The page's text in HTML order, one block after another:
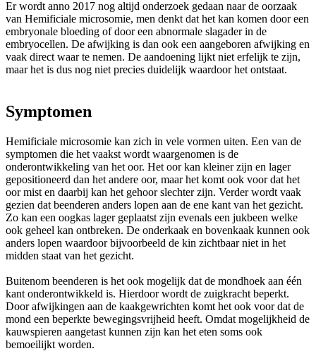
Er wordt anno 2017 nog altijd onderzoek gedaan naar de oorzaak
van Hemificiale microsomie, men denkt dat het kan komen door een
embryonale bloeding of door een abnormale slagader in de
embryocellen. De afwijking is dan ook een aangeboren afwijking en
vaak direct waar te nemen. De aandoening lijkt niet erfelijk te zijn,
maar het is dus nog niet precies duidelijk waardoor het ontstaat.
Symptomen
Hemificiale microsomie kan zich in vele vormen uiten. Een van de
symptomen die het vaakst wordt waargenomen is de
onderontwikkeling van het oor. Het oor kan kleiner zijn en lager
gepositioneerd dan het andere oor, maar het komt ook voor dat het
oor mist en daarbij kan het gehoor slechter zijn. Verder wordt vaak
gezien dat beenderen anders lopen aan de ene kant van het gezicht.
Zo kan een oogkas lager geplaatst zijn evenals een jukbeen welke
ook geheel kan ontbreken. De onderkaak en bovenkaak kunnen ook
anders lopen waardoor bijvoorbeeld de kin zichtbaar niet in het
midden staat van het gezicht.
Buitenom beenderen is het ook mogelijk dat de mondhoek aan één
kant onderontwikkeld is. Hierdoor wordt de zuigkracht beperkt.
Door afwijkingen aan de kaakgewrichten komt het ook voor dat de
mond een beperkte bewegingsvrijheid heeft. Omdat mogelijkheid de
kauwspieren aangetast kunnen zijn kan het eten soms ook
bemoeilijkt worden.